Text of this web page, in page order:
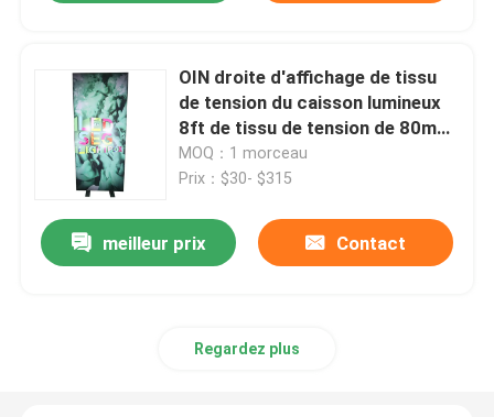
Contrôle de la qualité
Contact
nouvelles
OIN droite d'affichage de tissu
de tension du caisson lumineux
8ft de tissu de tension de 80mm
SEG
MOQ：1 morceau
Prix：$30- $315
meilleur prix Contact
Regardez plus